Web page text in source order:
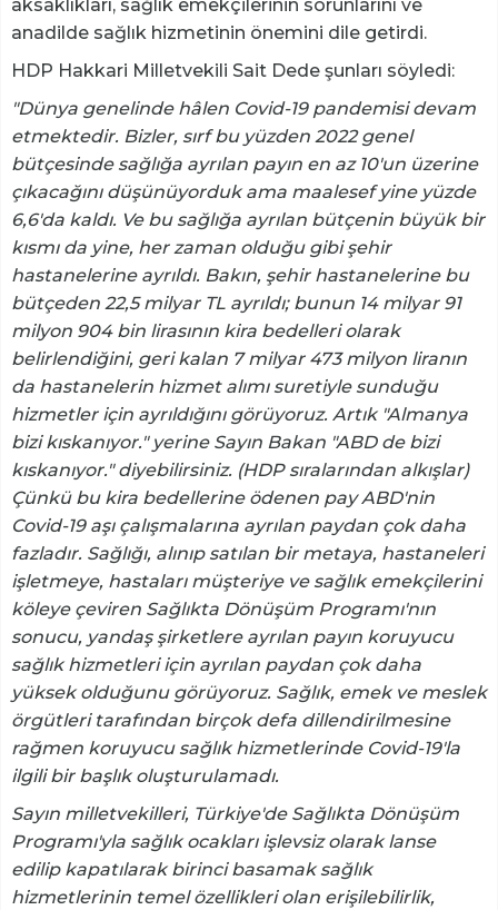
aksaklıkları, sağlık emekçilerinin sorunlarını ve
anadilde sağlık hizmetinin önemini dile getirdi.
HDP Hakkari Milletvekili Sait Dede şunları söyledi:
"Dünya genelinde hâlen Covid-19 pandemisi devam
etmektedir. Bizler, sırf bu yüzden 2022 genel
bütçesinde sağlığa ayrılan payın en az 10'un üzerine
çıkacağını düşünüyorduk ama maalesef yine yüzde
6,6'da kaldı. Ve bu sağlığa ayrılan bütçenin büyük bir
kısmı da yine, her zaman olduğu gibi şehir
hastanelerine ayrıldı. Bakın, şehir hastanelerine bu
bütçeden 22,5 milyar TL ayrıldı; bunun 14 milyar 91
milyon 904 bin lirasının kira bedelleri olarak
belirlendiğini, geri kalan 7 milyar 473 milyon liranın
da hastanelerin hizmet alımı suretiyle sunduğu
hizmetler için ayrıldığını görüyoruz. Artık "Almanya
bizi kıskanıyor." yerine Sayın Bakan "ABD de bizi
kıskanıyor." diyebilirsiniz. (HDP sıralarından alkışlar)
Çünkü bu kira bedellerine ödenen pay ABD'nin
Covid-19 aşı çalışmalarına ayrılan paydan çok daha
fazladır. Sağlığı, alınıp satılan bir metaya, hastaneleri
işletmeye, hastaları müşteriye ve sağlık emekçilerini
köleye çeviren Sağlıkta Dönüşüm Programı'nın
sonucu, yandaş şirketlere ayrılan payın koruyucu
sağlık hizmetleri için ayrılan paydan çok daha
yüksek olduğunu görüyoruz. Sağlık, emek ve meslek
örgütleri tarafından birçok defa dillendirilmesine
rağmen koruyucu sağlık hizmetlerinde Covid-19'la
ilgili bir başlık oluşturulamadı.
Sayın milletvekilleri, Türkiye'de Sağlıkta Dönüşüm
Programı'yla sağlık ocakları işlevsiz olarak lanse
edilip kapatılarak birinci basamak sağlık
hizmetlerinin temel özellikleri olan erişilebilirlik,